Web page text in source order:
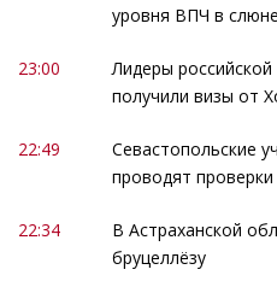
уровня ВПЧ в слюне
23:00
Лидеры
получили визы от
22:49
Севастопольские
проводят
22:34
В Астраханской
бруцеллёзу